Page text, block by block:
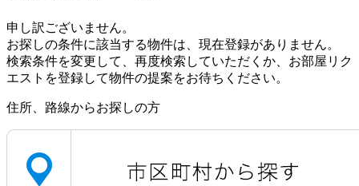
申し訳ございません。
お探しの条件に該当する物件は、現在登録がありません。
検索条件を変更して、再度検索していただくか、お部屋リク
エストを登録して物件の提案をお待ちください。
住所、路線からお探しの方